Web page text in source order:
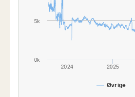
Øvrige
2024 2025
0k
5k